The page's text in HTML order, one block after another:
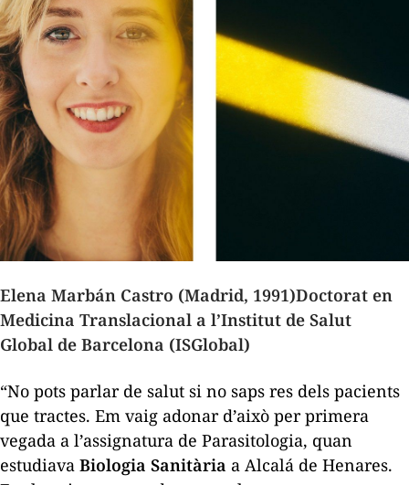
Elena Marbán Castro (Madrid, 1991)Doctorat en
Medicina Translacional a l’Institut de Salut
Global de Barcelona (ISGlobal)
“No pots parlar de salut si no saps res dels pacients
que tractes. Em vaig adonar d’això per primera
vegada a l’assignatura de Parasitologia, quan
estudiava Biologia Sanitària a Alcalá de Henares.